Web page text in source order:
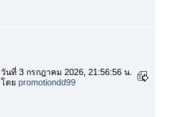
วันที่ 3 กรกฎาคม 2026, 21:56:56 น.
โดย promotiondd99